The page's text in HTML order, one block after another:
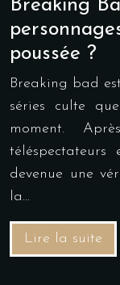
Breaking
poussée ?
Breaking bad
séries culte
moment.
devenue une
la…
Lire la suite